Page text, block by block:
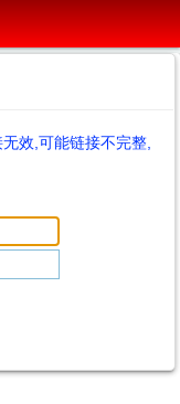
效,可能链接不完整,